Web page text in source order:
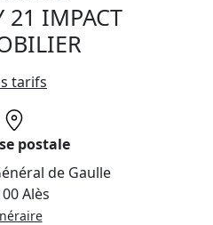
21 IMPACT
tarifs
postale
de Gaulle
Alès